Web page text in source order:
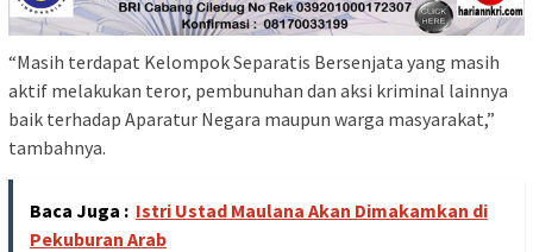
“Masih terdapat Kelompok Separatis Bersenjata yang masih
aktif melakukan teror, pembunuhan dan aksi kriminal lainnya
baik terhadap Aparatur Negara maupun warga masyarakat,”
tambahnya.
Baca Juga : Istri Ustad Maulana Akan Dimakamkan di
Pekuburan Arab